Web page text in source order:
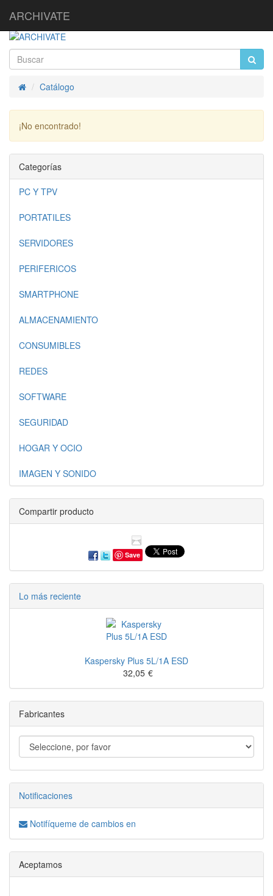
ARCHIVATE
InicioCatálogo
¡No encontrado!
Categorías
PC Y TPV
PORTATILES
SERVIDORES
PERIFERICOS
SMARTPHONE
ALMACENAMIENTO
CONSUMIBLES
REDES
SOFTWARE
SEGURIDAD
HOGAR Y OCIO
IMAGEN Y SONIDO
Compartir producto
Save
Lo más reciente
Kaspersky Plus 5L/1A ESD
32,05 €
Fabricantes
Notificaciones
Notifíqueme de cambios en
Aceptamos